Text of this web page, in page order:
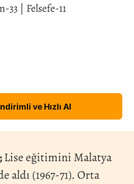
33 | Felsefe-11
ve Hızlı Al
Lise eğitimini Malatya
aldı (1967-71). Orta